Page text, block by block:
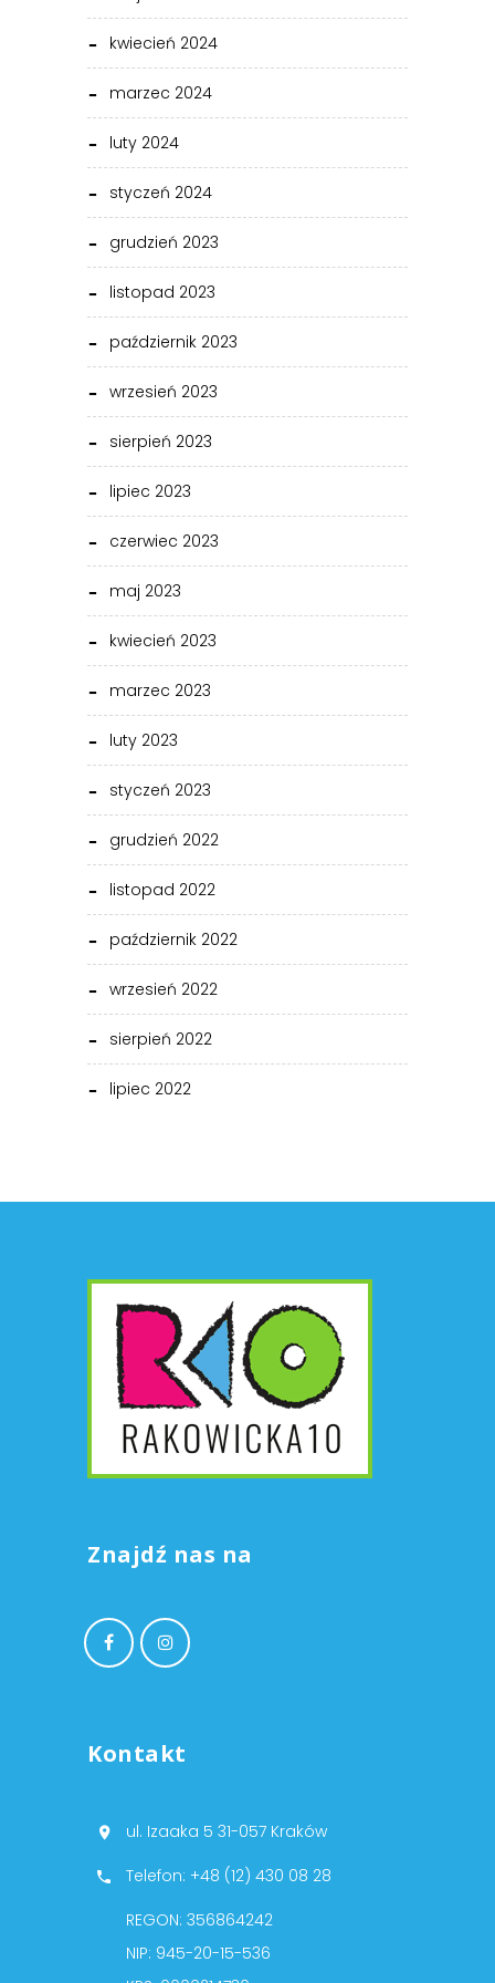
kwiecień 2024
marzec 2024
luty 2024
styczeń 2024
grudzień 2023
listopad 2023
październik 2023
wrzesień 2023
sierpień 2023
lipiec 2023
czerwiec 2023
maj 2023
kwiecień 2023
marzec 2023
luty 2023
styczeń 2023
grudzień 2022
listopad 2022
październik 2022
wrzesień 2022
sierpień 2022
lipiec 2022
Znajdź nas na
Kontakt
ul. Izaaka 5 31-057 Kraków
Telefon: +48 (12) 430 08 28
REGON: 356864242
NIP: 945-20-15-536